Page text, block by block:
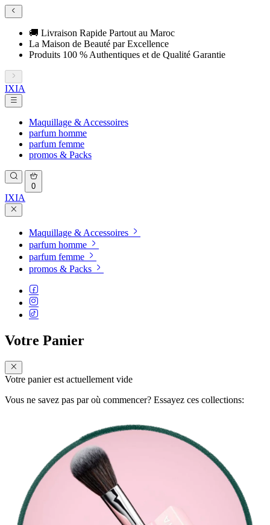
🚚 Livraison Rapide Partout au Maroc
La Maison de Beauté par Excellence
Produits 100 % Authentiques et de Qualité Garantie
IXIA
Maquillage & Accessoires
parfum homme
parfum femme
promos & Packs
0
IXIA
Maquillage & Accessoires
parfum homme
parfum femme
promos & Packs
Votre Panier
Votre panier est actuellement vide
Vous ne savez pas par où commencer? Essayez ces collections: